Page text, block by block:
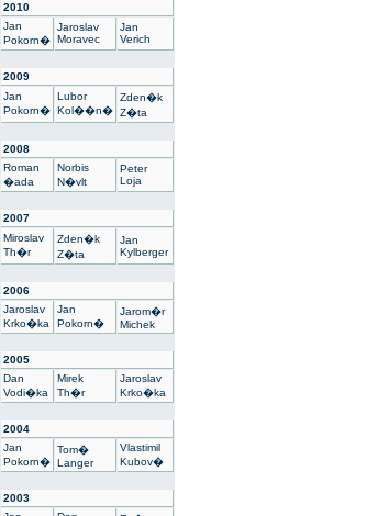
2010
Jan
Pokorn�
Jaroslav
Moravec
Jan
Verich
2009
Jan
Pokorn�
Lubor
Kol��n�
Zden�k
Z�ta
2008
Roman
�ada
Norbis
N�vlt
Peter
Loja
2007
Miroslav
Th�r
Zden�k
Z�ta
Jan
Kylberger
2006
Jaroslav
Krko�ka
Jan
Pokorn�
Jarom�r
Michek
2005
Dan
Vodi�ka
Mirek
Th�r
Jaroslav
Krko�ka
2004
Jan
Pokorn�
Tom�
Langer
Vlastimil
Kubov�
2003